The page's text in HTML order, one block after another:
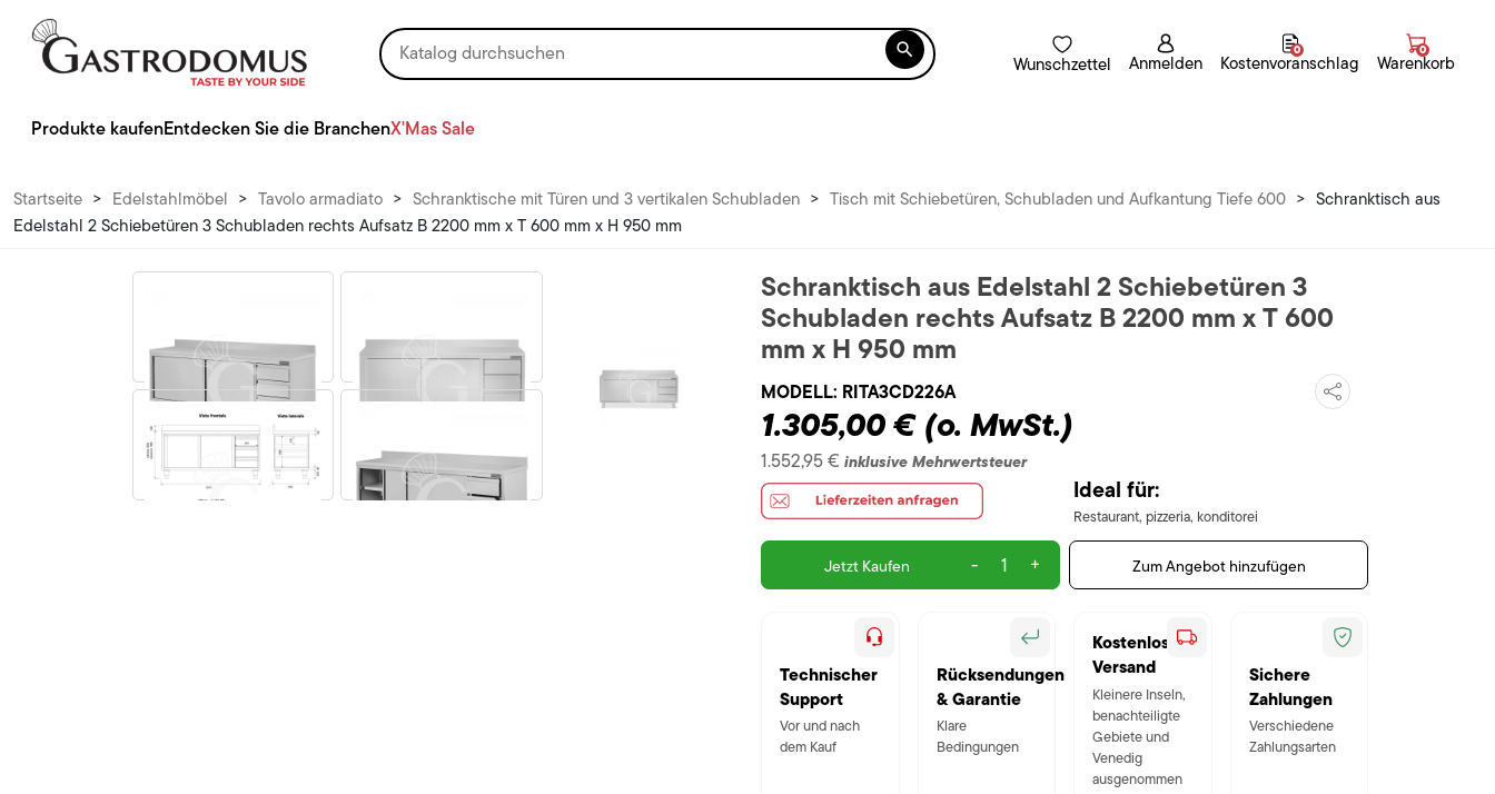

Wunschzettel Anmelden Kostenvoranschlag
0
Warenkorb
0
Produkte kaufenEntdecken Sie die BranchenX'Mas Sale
Startseite > Edelstahlmöbel > Tavolo armadiato > Schranktische mit Türen und 3 vertikalen Schubladen > Tisch mit Schiebetüren, Schubladen und Aufkantung Tiefe 600 > Schranktisch aus
Edelstahl 2 Schiebetüren 3 Schubladen rechts Aufsatz B 2200 mm x T 600 mm x H 950 mm
Schranktisch aus Edelstahl 2 Schiebetüren 3
Schubladen rechts Aufsatz B 2200 mm x T 600
mm x H 950 mm
MODELL: RITA3CD226A
1.305,00 € (o. MwSt.)
1.552,95 € inklusive Mehrwertsteuer
Ideal für:
Restaurant, pizzeria, konditorei
Jetzt Kaufen - + Zum Angebot hinzufügen
Technischer
Support
Vor und nach
dem Kauf
Rücksendungen
& Garantie
Klare
Bedingungen
Kostenloser
Versand
Kleinere Inseln,
benachteiligte
Gebiete und
Venedig
ausgenommen
Sichere
Zahlungen
Verschiedene
Zahlungsarten